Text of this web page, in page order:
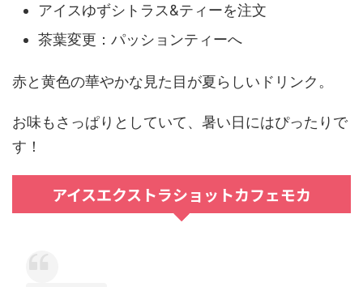
アイスゆずシトラス&ティーを注文
茶葉変更：パッションティーへ
赤と黄色の華やかな見た目が夏らしいドリンク。
お味もさっぱりとしていて、暑い日にはぴったりで
す！
アイスエクストラショットカフェモカ